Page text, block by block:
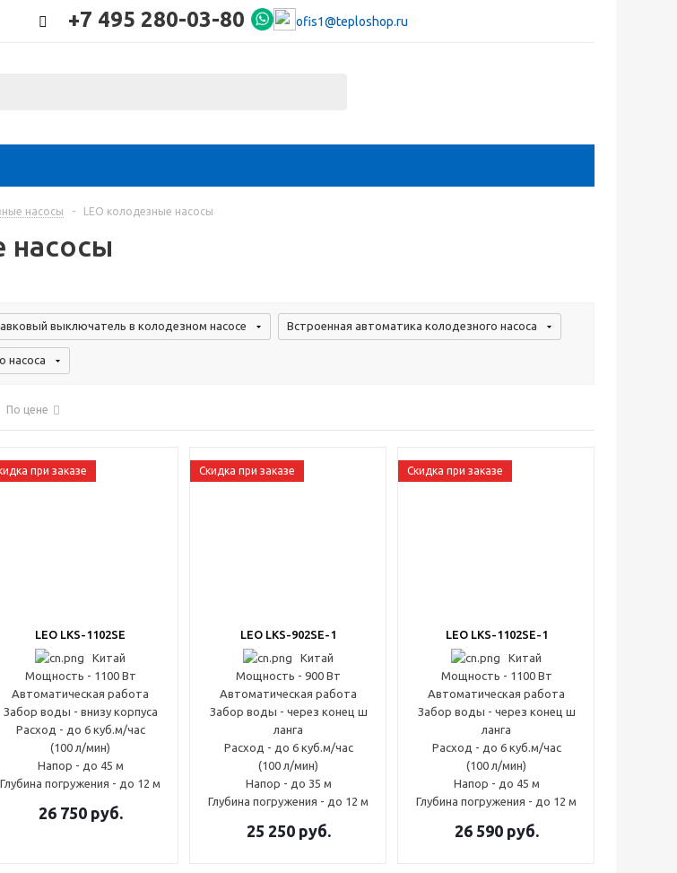
+7 495 280-03-80 ofis1@teploshop.ru
насосы - LEO колодезные насосы
насосы
выключатель в колодезном насосе Встроенная автоматика колодезного насоса
насоса
По цене
при заказе
LEO LKS-1102SE
Китай
Мощность - 1100 Вт
Автоматическая работа
Забор воды - внизу корпуса
Расход - до 6 куб.м/час
(100 л/мин)
Напор - до 45 м
Глубина погружения - до 12 м
26 750руб.
Скидка при заказе
LEO LKS-902SE-1
Китай
Мощность - 900 Вт
Автоматическая работа
Забор воды - через конец ш
ланга
Расход - до 6 куб.м/час
(100 л/мин)
Напор - до 35 м
Глубина погружения - до 12 м
25 250руб.
Скидка при заказе
LEO LKS-1102SE-1
Китай
Мощность - 1100 Вт
Автоматическая работа
Забор воды - через конец ш
ланга
Расход - до 6 куб.м/час
(100 л/мин)
Напор - до 45 м
Глубина погружения - до 12 м
26 590руб.